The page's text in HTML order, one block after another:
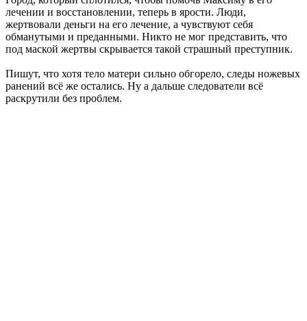
лечении и восстановлении, теперь в ярости. Люди,
жертвовали деньги на его лечение, а чувствуют себя
обманутыми и преданными. Никто не мог представить, что
под маской жертвы скрывается такой страшный преступник.
Пишут, что хотя тело матери сильно обгорело, следы ножевых
ранений всё же остались. Ну а дальше следователи всё
раскрутили без проблем.